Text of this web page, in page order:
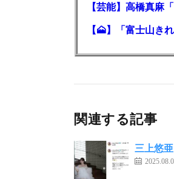
関連する記事
三上悠